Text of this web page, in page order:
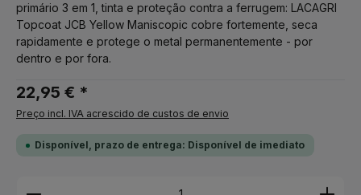
primário 3 em 1, tinta e proteção contra a ferrugem: LACAGRI
Topcoat JCB Yellow Maniscopic cobre fortemente, seca
rapidamente e protege o metal permanentemente - por
dentro e por fora.
22,95 € *
Preço incl. IVA acrescido de custos de envio
Disponível, prazo de entrega: Disponível de imediato
Quantidade do Produto: Insira a quantidade